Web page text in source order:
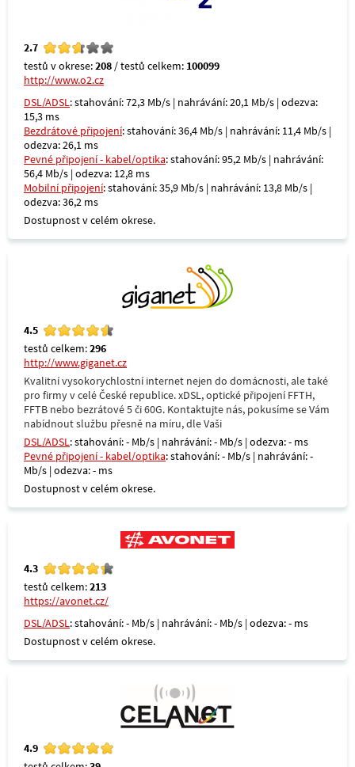
2.7
testů v okrese:208 / testů celkem: 100099
http://www.o2.cz
DSL/ADSL: stahování: 72,3 Mb/s | nahrávání: 20,1 Mb/s | odezva:
15,3 ms
Bezdrátové připojení: stahování: 36,4 Mb/s | nahrávání: 11,4 Mb/s |
odezva: 26,1 ms
Pevné připojení - kabel/optika: stahování: 95,2 Mb/s | nahrávání:
56,4 Mb/s | odezva: 12,8 ms
Mobilní připojení: stahování: 35,9 Mb/s | nahrávání: 13,8 Mb/s |
odezva: 36,2 ms
Dostupnost v celém okrese.
4.5
testů celkem:296
http://www.giganet.cz
Kvalitní vysokorychlostní internet nejen do domácnosti, ale také
pro firmy v celé České republice. xDSL, optické připojení FFTH,
FFTB nebo bezrátové 5 či 60G. Kontaktujte nás, pokusíme se Vám
nabídnout službu přesně na míru, dle Vaši
DSL/ADSL: stahování: - Mb/s | nahrávání: - Mb/s | odezva: - ms
Pevné připojení - kabel/optika: stahování: - Mb/s | nahrávání: -
Mb/s | odezva: - ms
Dostupnost v celém okrese.
4.3
testů celkem:213
https://avonet.cz/
DSL/ADSL: stahování: - Mb/s | nahrávání: - Mb/s | odezva: - ms
Dostupnost v celém okrese.
4.9